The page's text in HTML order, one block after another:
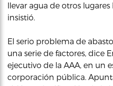
llevar agua de otros
insistió.
El serio problema de
una serie de factores, dice
ejecutivo de la AAA, en un
corporación pública.